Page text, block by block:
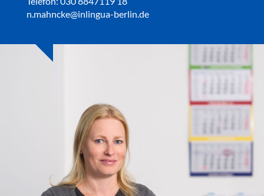
n.mahncke@inlingua-berlin.de